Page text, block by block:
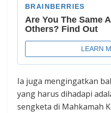
Ia juga mengingatkan
yang harus dihadapi
sengketa di Mahkamah